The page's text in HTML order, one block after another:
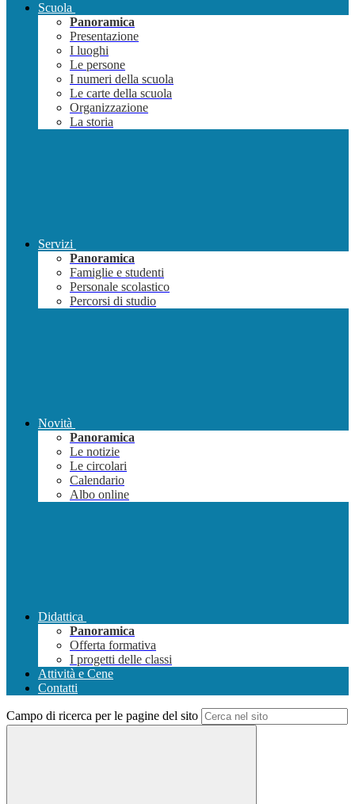
Scuola
Panoramica
Presentazione
I luoghi
Le persone
I numeri della scuola
Le carte della scuola
Organizzazione
La storia
Servizi
Panoramica
Famiglie e studenti
Personale scolastico
Percorsi di studio
Novità
Panoramica
Le notizie
Le circolari
Calendario
Albo online
Didattica
Panoramica
Offerta formativa
I progetti delle classi
Attività e Cene
Contatti
Campo di ricerca per le pagine del sito